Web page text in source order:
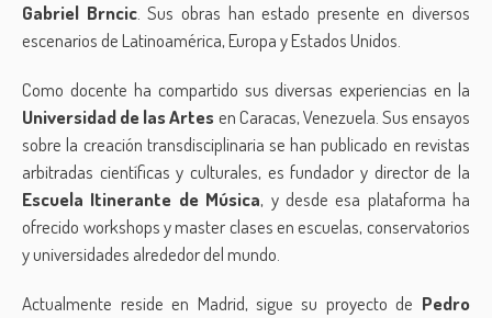
Gabriel Brncic. Sus obras han estado presente en diversos
escenarios de Latinoamérica, Europa y Estados Unidos.
Como docente ha compartido sus diversas experiencias en la
Universidad de las Artesen Caracas, Venezuela. Sus ensayos
sobre la creación transdisciplinaria se han publicado en revistas
arbitradas científicas y culturales, es fundador y director de la
Escuela Itinerante de Música, y desde esa plataforma ha
ofrecido workshops y master clases en escuelas, conservatorios
y universidades alrededor del mundo.
Actualmente reside en Madrid, sigue su proyecto de Pedro